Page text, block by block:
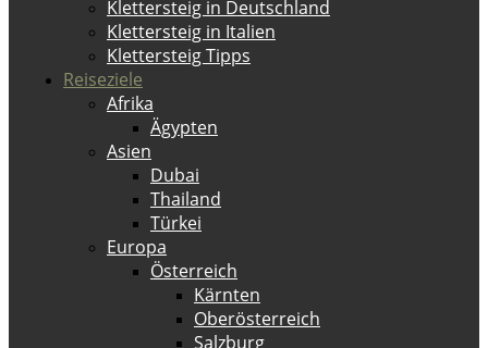
Klettersteig in Deutschland
Klettersteig in Italien
Klettersteig Tipps
Reiseziele
Afrika
Ägypten
Asien
Dubai
Thailand
Türkei
Europa
Österreich
Kärnten
Oberösterreich
Salzburg